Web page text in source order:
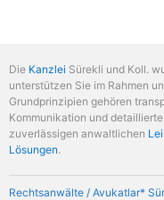
Die Kanzlei Sürekli und Koll.
unterstützen Sie im Rahmen
Grundprinzipien gehören
Kommunikation und
zuverlässigen anwaltlichen
Lösungen.
Rechtsanwälte / Avukatlar*